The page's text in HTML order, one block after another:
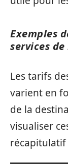
Exemples
services
Les tarifs
varient en
de la
visualiser
récapitulatif